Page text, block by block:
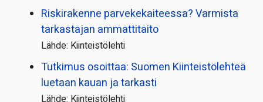
Riskirakenne parvekekaiteessa? Varmista
tarkastajan ammattitaito
Lähde: Kiinteistölehti
Tutkimus osoittaa: Suomen Kiinteistölehteä
luetaan kauan ja tarkasti
Lähde: Kiinteistölehti